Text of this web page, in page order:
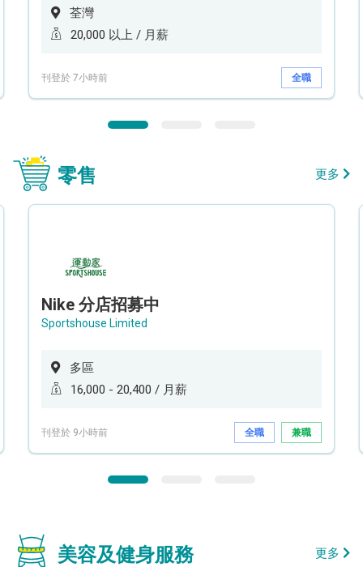
荃灣
20,000 以上 / 月薪
刊登於 7小時前 全職
零售 更多
Nike 分店招募中
Sportshouse Limited
多區
16,000 - 20,400 / 月薪
刊登於 9小時前 全職 兼職
美容及健身服務 更多